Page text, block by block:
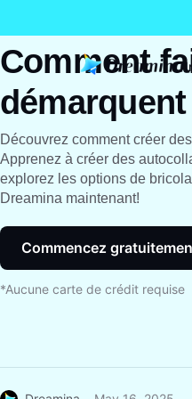
Comment
Découvrez comment créer
Apprenez à créer des
explorez les options de
Dreamina maintenant!
Commencez
*Aucune carte de crédit requise